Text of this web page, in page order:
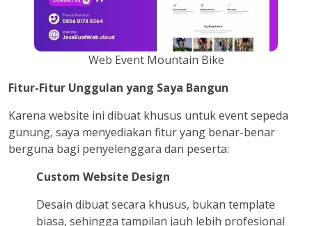
Web Event Mountain Bike
Fitur-Fitur Unggulan yang Saya Bangun
Karena website ini dibuat khusus untuk event sepeda
gunung, saya menyediakan fitur yang benar-benar
berguna bagi penyelenggara dan peserta:
Custom Website Design
Desain dibuat secara khusus, bukan template
biasa, sehingga tampilan jauh lebih profesional